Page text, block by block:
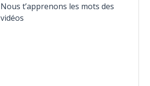
Nous t’apprenons les mots des
vidéos